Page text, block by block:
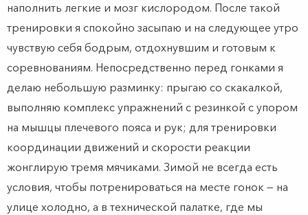
наполнить легкие и мозг кислородом. После такой
тренировки я спокойно засыпаю и на следующее утро
чувствую себя бодрым, отдохнувшим и готовым к
соревнованиям. Непосредственно перед гонками я
делаю небольшую разминку: прыгаю со скакалкой,
выполняю комплекс упражнений с резинкой с упором
на мышцы плечевого пояса и рук; для тренировки
координации движений и скорости реакции
жонглирую тремя мячиками. Зимой не всегда есть
условия, чтобы потренироваться на месте гонок — на
улице холодно, а в технической палатке, где мы